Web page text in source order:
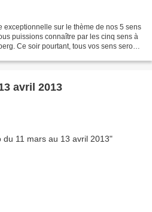
exceptionnelle sur le thème de nos 5 sens
puissions connaître par les cinq sens à
Ce soir pourtant, tous vos sens seront
avril 2013